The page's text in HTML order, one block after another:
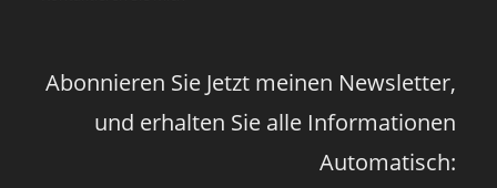
Abonnieren Sie Jetzt meinen Newsletter,
und erhalten Sie alle Informationen
Automatisch: